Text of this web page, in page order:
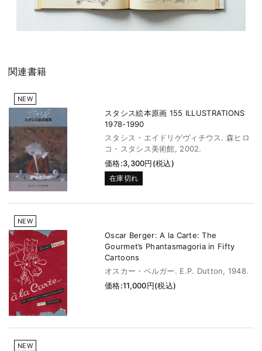
関連書籍
NEW
スタシス絵本原画 155 ILLUSTRATIONS
1978-1990
スタシス・エイドリゲヴィチウス. 森ヒロ
コ・スタシス美術館, 2002.
価格:3,300円(税込)
在庫切れ
NEW
Oscar Berger: A la Carte: The
Gourmet’s Phantasmagoria in Fifty
Cartoons
オスカー・ベルガー. E.P. Dutton, 1948.
価格:11,000円(税込)
NEW